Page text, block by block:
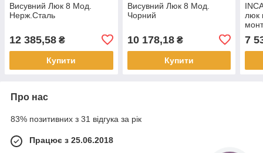
Висувний Люк 8 Мод.
Нерж.Сталь
12 385,58 ₴
Купити
Висувний Люк 8 Мод.
Чорний
10 178,18₴
Купити
люк
7
Про нас
83% позитивних з 31 відгука за рік
Працює з 25.06.2018